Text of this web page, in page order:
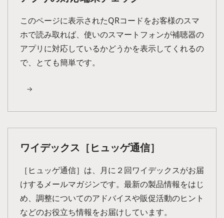
このページに表示されたQRコードをお客様のスマ
ホで読み取れば、使いのスマートフォンが補聴器の
アプリに対応しているかどうかを表示してくれるの
で、とても簡単です。
ワイデックス［ヒュッゲ通信］
［ヒュッゲ通信］は、月に２回ワイデックスがお届
けするメールマガジンです。最新の製品情報をはじ
め、調整についてのアドバイスや販促活動のヒント
などのお役立ち情報をお届けしています。